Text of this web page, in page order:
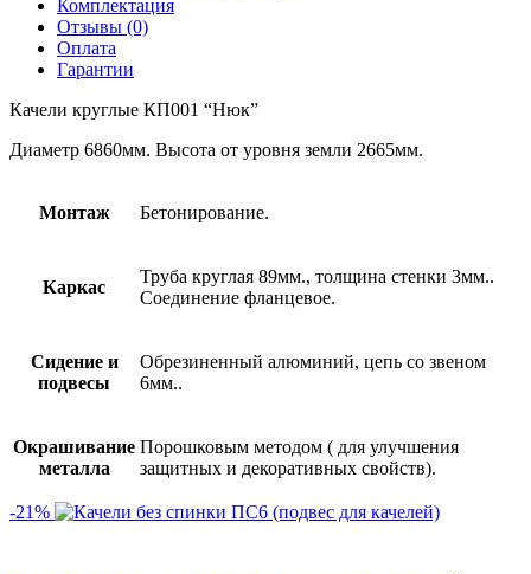
Комплектация
Отзывы (0)
Оплата
Гарантии
Качели круглые КП001 “Нюк”
Диаметр 6860мм. Высота от уровня земли 2665мм.
Монтаж Бетонирование.
Каркас
Труба круглая 89мм., толщина стенки 3мм..
Соединение фланцевое.
Сидение и
подвесы
Обрезиненный алюминий, цепь со звеном
6мм..
Окрашивание
металла
Порошковым методом ( для улучшения
защитных и декоративных свойств).
-21%